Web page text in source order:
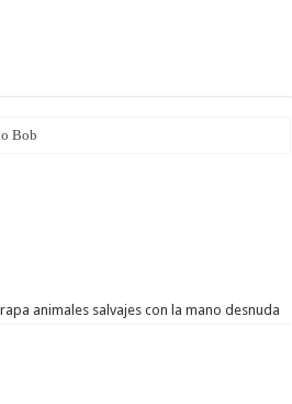
Bob
animales salvajes con la mano desnuda